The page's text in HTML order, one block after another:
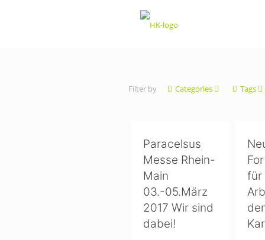
Filter by Categories Tags
Paracelsus
Messe Rhein-
Main
03.-05.März
2017 Wir sind
dabei!
für